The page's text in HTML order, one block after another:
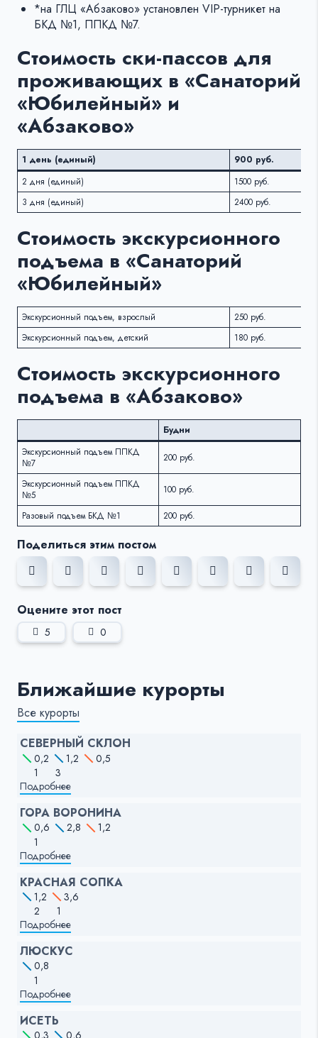
*на ГЛЦ «Абзаково» установлен VIP-турникет на
БКД №1, ППКД №7.
Стоимость ски-пассов для
проживающих в «Санаторий
«Юбилейный» и
«Абзаково»
1 день (единый)
900 руб.
2 дня (единый)
1500 руб.
3 дня (единый)
2400 руб.
Стоимость экскурсионного
подъема в «Санаторий
«Юбилейный»
Экскурсионный подъем, взрослый
250 руб.
Экскурсионный подъем, детский
180 руб.
Стоимость экскурсионного
подъема в «Абзаково»
Будни
Экскурсионный подъем ППКД
№7
200 руб.
Экскурсионный подъем ППКД
№5
100 руб.
Разовый подъем БКД №1 200 руб.
Поделиться этим постом
Оцените этот пост
5 0
Ближайшие курорты
Все курорты
СЕВЕРНЫЙ СКЛОН
0,2 1,2
0,5
1
3
Подробнее
ГОРА ВОРОНИНА
0,6 2,8
1,2
1
Подробнее
КРАСНАЯ СОПКА
1,2
3,6
2
1
Подробнее
ЛЮСКУС
0,8
1
Подробнее
ИСЕТЬ
0,3 0,6